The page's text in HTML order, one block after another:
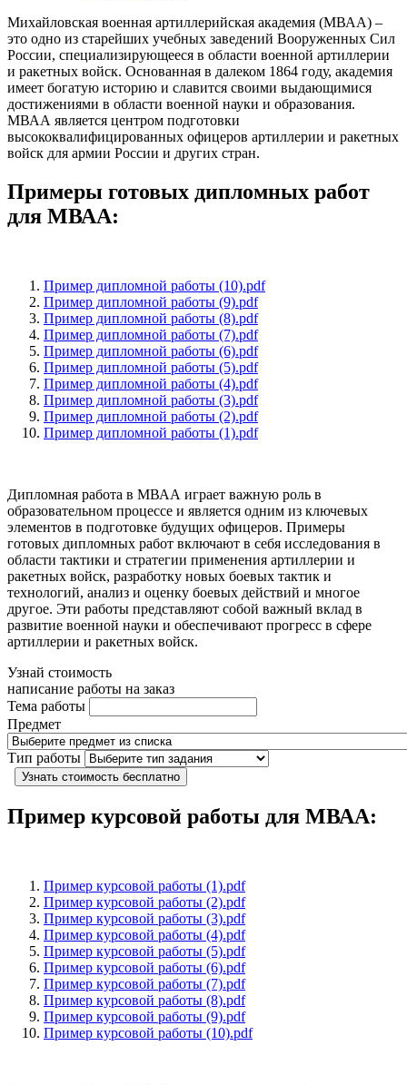
Михайловская военная артиллерийская академия (МВАА) –
это одно из старейших учебных заведений Вооруженных Сил
России, специализирующееся в области военной артиллерии
и ракетных войск. Основанная в далеком 1864 году, академия
имеет богатую историю и славится своими выдающимися
достижениями в области военной науки и образования.
МВАА является центром подготовки
высококвалифицированных офицеров артиллерии и ракетных
войск для армии России и других стран.
Примеры готовых дипломных работ
для МВАА:
Пример дипломной работы (10).pdf
Пример дипломной работы (9).pdf
Пример дипломной работы (8).pdf
Пример дипломной работы (7).pdf
Пример дипломной работы (6).pdf
Пример дипломной работы (5).pdf
Пример дипломной работы (4).pdf
Пример дипломной работы (3).pdf
Пример дипломной работы (2).pdf
Пример дипломной работы (1).pdf
Дипломная работа в МВАА играет важную роль в
образовательном процессе и является одним из ключевых
элементов в подготовке будущих офицеров. Примеры
готовых дипломных работ включают в себя исследования в
области тактики и стратегии применения артиллерии и
ракетных войск, разработку новых боевых тактик и
технологий, анализ и оценку боевых действий и многое
другое. Эти работы представляют собой важный вклад в
развитие военной науки и обеспечивают прогресс в сфере
артиллерии и ракетных войск.
Узнай стоимость
написание работы на заказ
Тема работы
Предмет
Тип работы
Узнать стоимость бесплатно
Пример курсовой работы для МВАА:
Пример курсовой работы (1).pdf
Пример курсовой работы (2).pdf
Пример курсовой работы (3).pdf
Пример курсовой работы (4).pdf
Пример курсовой работы (5).pdf
Пример курсовой работы (6).pdf
Пример курсовой работы (7).pdf
Пример курсовой работы (8).pdf
Пример курсовой работы (9).pdf
Пример курсовой работы (10).pdf